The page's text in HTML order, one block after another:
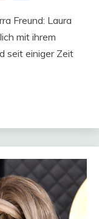
Freund: Laura
mit ihrem
seit einiger Zeit